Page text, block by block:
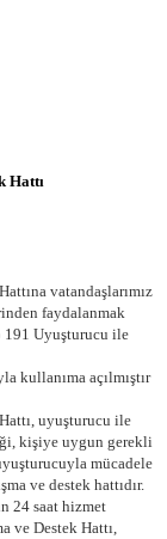
Hattı
vatandaşlarımız
faydalanmak
191 Uyuşturucu ile
kullanıma açılmıştır
uyuşturucu ile
kişiye uygun gerekli
mücadele
ve destek hattıdır.
24 saat hizmet
ve Destek Hattı,